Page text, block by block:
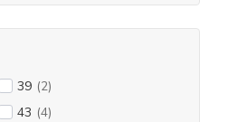
39 (2)
43 (4)